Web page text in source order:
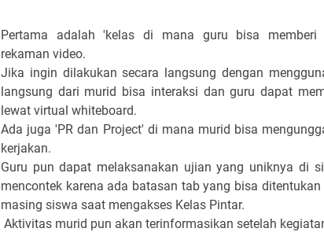
Pertama adalah 'kelas di mana guru bisa memberi
rekaman video.
Jika ingin dilakukan secara langsung dengan
langsung dari murid bisa interaksi dan guru dapat
lewat virtual whiteboard.
Ada juga 'PR dan Project' di mana murid bisa
kerjakan.
Guru pun dapat melaksanakan ujian yang uniknya di
mencontek karena ada batasan tab yang bisa
masing siswa saat mengakses Kelas Pintar.
Aktivitas murid pun akan terinformasikan setelah